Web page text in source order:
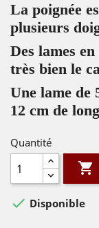
La poignée
plusieurs
Des lames
très bien le
Une lame de
12 cm de long
Quantité

 Disponible